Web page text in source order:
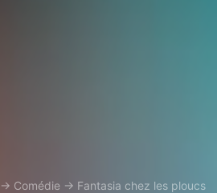
→ Comédie → Fantasia chez les ploucs